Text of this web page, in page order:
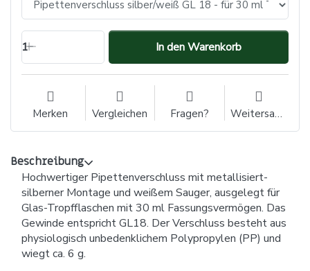
1 In den Warenkorb
Merken Vergleichen Fragen? Weitersagen
Beschreibung
Hochwertiger Pipettenverschluss mit metallisiert-
silberner Montage und weißem Sauger, ausgelegt für
Glas-Tropfflaschen mit 30 ml Fassungsvermögen. Das
Gewinde entspricht GL18. Der Verschluss besteht aus
physiologisch unbedenklichem Polypropylen (PP) und
wiegt ca. 6 g.